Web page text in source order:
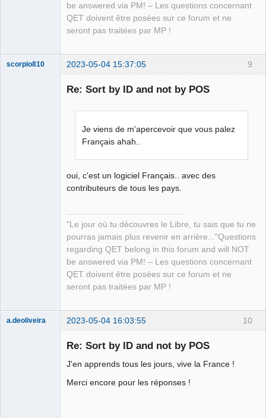
be answered via PM! – Les questions concernant
QET doivent être posées sur ce forum et ne
seront pas traitées par MP !
9
scorpio810 2023-05-04 15:37:05
Re: Sort by ID and not by POS
Je viens de m'apercevoir que vous palez
Français ahah..
oui, c'est un logiciel Français.. avec des
contributeurs de tous les pays.
"Le jour où tu découvres le Libre, tu sais que tu ne
pourras jamais plus revenir en arrière..."Questions
regarding QET belong in this forum and will NOT
be answered via PM! – Les questions concernant
QET doivent être posées sur ce forum et ne
seront pas traitées par MP !
10
a.deoliveira 2023-05-04 16:03:55
Re: Sort by ID and not by POS
J'en apprends tous les jours, vive la France !
Merci encore pour les réponses !